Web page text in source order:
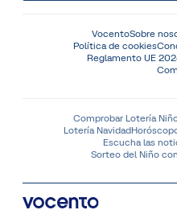
VocentoSobre
Política de cookies
Reglamento UE
Comprobar Lotería
Lotería Navidad
Escucha las
Sorteo del Niño